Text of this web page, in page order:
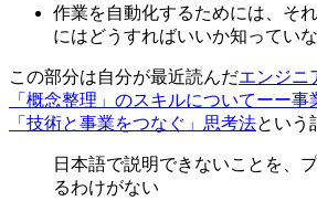
作業を自動化するためには、そ
にはどうすればいいか知ってい
この部分は自分が最近読んだエンジニ
「概念整理」のスキルについてーー
「技術と事業をつなぐ」思考法という
日本語で説明できないことを、
るわけがない